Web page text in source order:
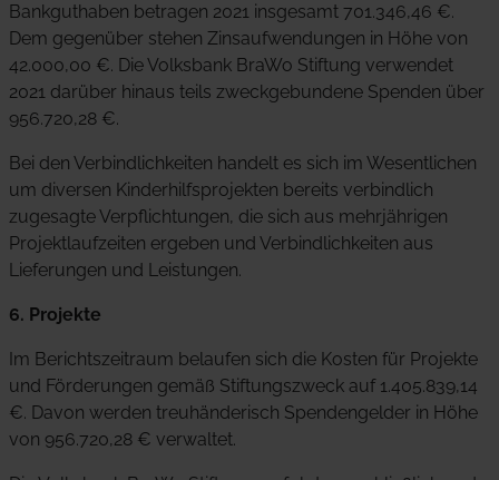
Bankguthaben betragen 2021 insgesamt 701.346,46 €.
Dem gegenüber stehen Zinsaufwendungen in Höhe von
42.000,00 €. Die Volksbank BraWo Stiftung verwendet
2021 darüber hinaus teils zweckgebundene Spenden über
956.720,28 €.
Bei den Verbindlichkeiten handelt es sich im Wesentlichen
um diversen Kinderhilfsprojekten bereits verbindlich
zugesagte Verpflichtungen, die sich aus mehrjährigen
Projektlaufzeiten ergeben und Verbindlichkeiten aus
Lieferungen und Leistungen.
6. Projekte
Im Berichtszeitraum belaufen sich die Kosten für Projekte
und Förderungen gemäß Stiftungszweck auf 1.405.839,14
€. Davon werden treuhänderisch Spendengelder in Höhe
von 956.720,28 € verwaltet.